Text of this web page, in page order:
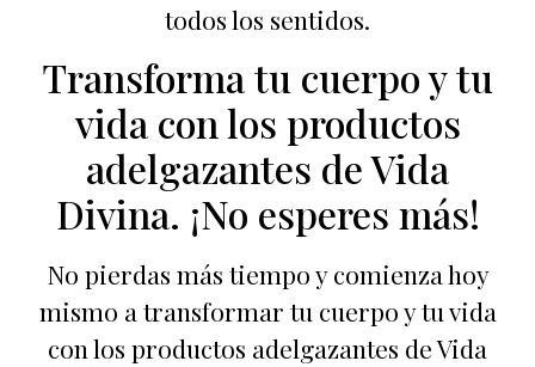
todos los sentidos.
Transforma tu cuerpo y tu
vida con los productos
adelgazantes de Vida
Divina. ¡No esperes más!
No pierdas más tiempo y comienza hoy
mismo a transformar tu cuerpo y tu vida
con los productos adelgazantes de Vida